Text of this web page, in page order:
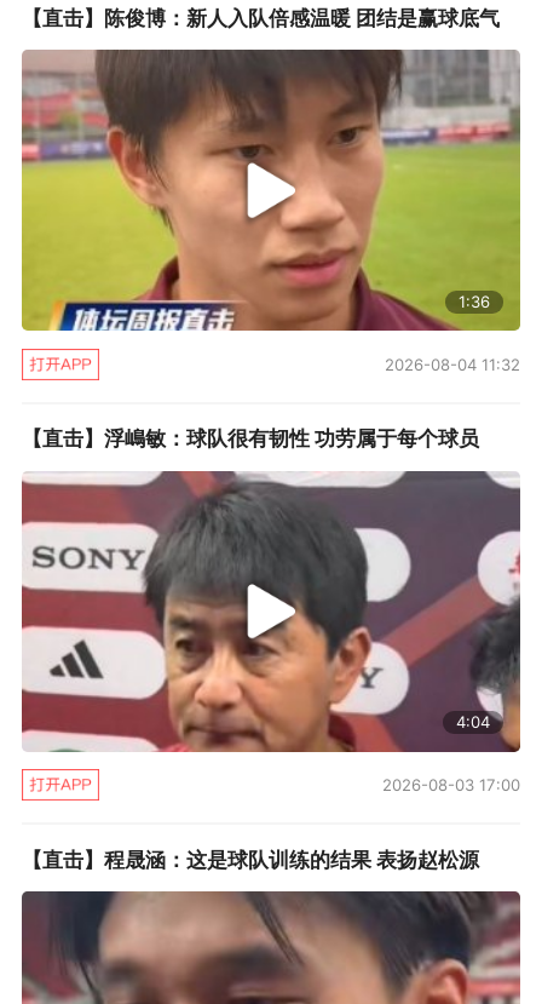
【直击】陈俊博：新人入队倍感温暖 团结是赢球底气
1:36
2026-08-04 11:32
【直击】浮嶋敏：球队很有韧性 功劳属于每个球员
4:04
2026-08-03 17:00
【直击】程晟涵：这是球队训练的结果 表扬赵松源